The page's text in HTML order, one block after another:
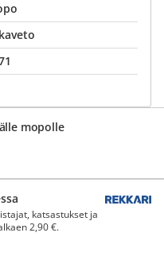
mopolle
katsastukset ja
2,90 €.